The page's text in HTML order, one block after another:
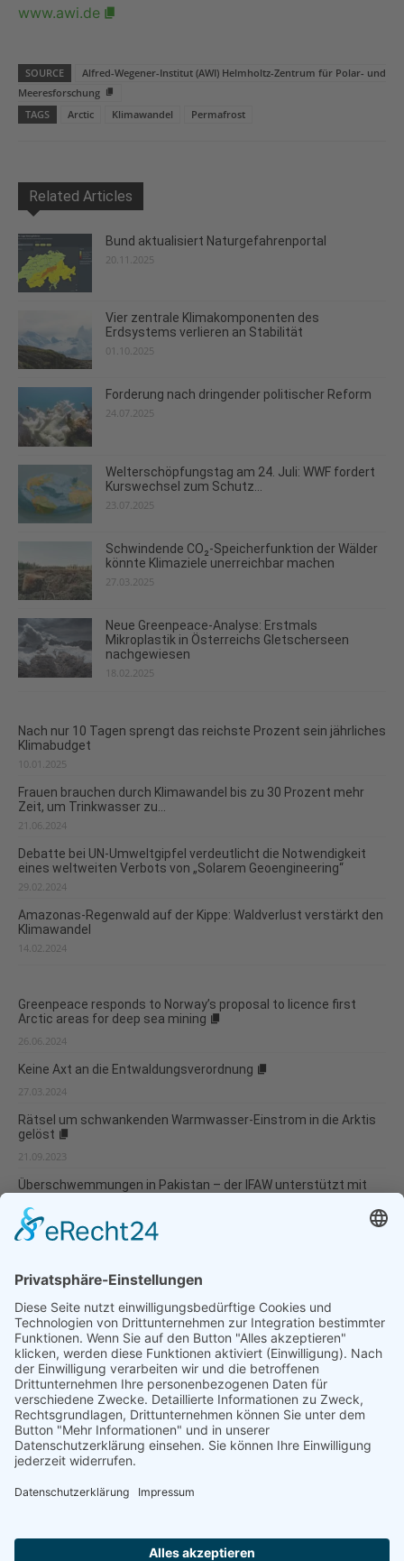
www.awi.de
SOURCE
Alfred-Wegener-Institut (AWI) Helmholtz-Zentrum für Polar- und
Meeresforschung
TAGS
Arctic Klimawandel Permafrost
Related Articles
Bund aktualisiert Naturgefahrenportal
20.11.2025
Vier zentrale Klimakomponenten des
Erdsystems verlieren an Stabilität
01.10.2025
Forderung nach dringender politischer Reform
24.07.2025
Welterschöpfungstag am 24. Juli: WWF fordert
Kurswechsel zum Schutz...
23.07.2025
Schwindende CO₂-Speicherfunktion der Wälder
könnte Klimaziele unerreichbar machen
27.03.2025
Neue Greenpeace-Analyse: Erstmals
Mikroplastik in Österreichs Gletscherseen
nachgewiesen
18.02.2025
Nach nur 10 Tagen sprengt das reichste Prozent sein jährliches
Klimabudget
10.01.2025
Frauen brauchen durch Klimawandel bis zu 30 Prozent mehr
Zeit, um Trinkwasser zu...
21.06.2024
Debatte bei UN-Umweltgipfel verdeutlicht die Notwendigkeit
eines weltweiten Verbots von „Solarem Geoengineering“
29.02.2024
Amazonas-Regenwald auf der Kippe: Waldverlust verstärkt den
Klimawandel
14.02.2024
Greenpeace responds to Norway’s proposal to licence first
Arctic areas for deep sea mining
26.06.2024
Keine Axt an die Entwaldungsverordnung
27.03.2024
Rätsel um schwankenden Warmwasser-Einstrom in die Arktis
gelöst
21.09.2023
Überschwemmungen in Pakistan – der IFAW unterstützt mit
02.09.2022
Datenschutzerklärung
Impressum
®